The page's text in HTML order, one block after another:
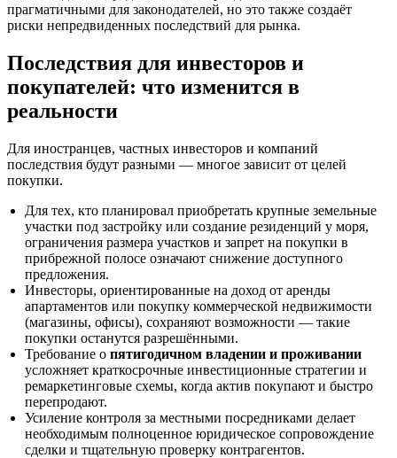
прагматичными для законодателей, но это также создаёт
риски непредвиденных последствий для рынка.
Последствия для инвесторов и
покупателей: что изменится в
реальности
Для иностранцев, частных инвесторов и компаний
последствия будут разными — многое зависит от целей
покупки.
Для тех, кто планировал приобретать крупные земельные
участки под застройку или создание резиденций у моря,
ограничения размера участков и запрет на покупки в
прибрежной полосе означают снижение доступного
предложения.
Инвесторы, ориентированные на доход от аренды
апартаментов или покупку коммерческой недвижимости
(магазины, офисы), сохраняют возможности — такие
покупки останутся разрешёнными.
Требование о пятигодичном владении и проживании
усложняет краткосрочные инвестиционные стратегии и
ремаркетинговые схемы, когда актив покупают и быстро
перепродают.
Усиление контроля за местными посредниками делает
необходимым полноценное юридическое сопровождение
сделки и тщательную проверку контрагентов.